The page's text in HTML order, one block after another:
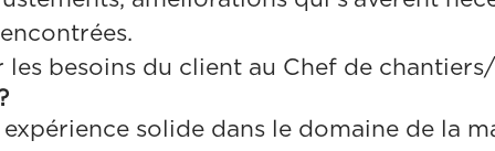
les besoins du client au Chef de
expérience solide dans le domaine de la